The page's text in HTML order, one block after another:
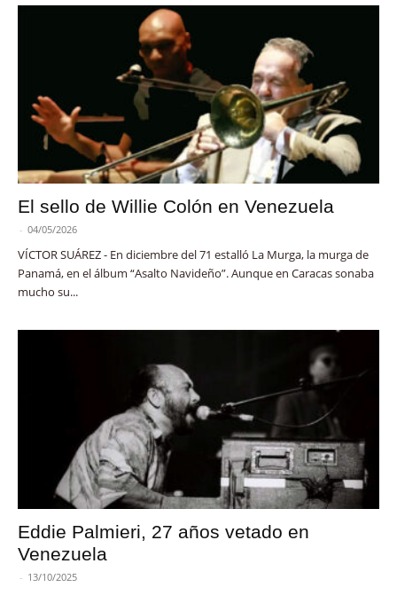
El sello de Willie Colón en Venezuela
- 04/05/2026
VÍCTOR SUÁREZ - En diciembre del 71 estalló La Murga, la murga de
Panamá, en el álbum “Asalto Navideño”. Aunque en Caracas sonaba
mucho su...
Eddie Palmieri, 27 años vetado en
Venezuela
- 13/10/2025